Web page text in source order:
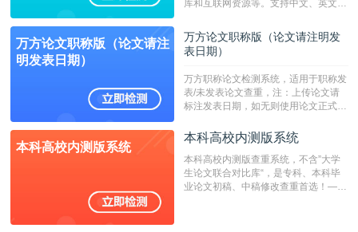
库和互联网资源等。支持中文、英文、
定院校！！！
万方论文职称版（论文请注
明发表日期）
万方论文职称版（论文请注明发
表日期）
万方职称论文检测系统，适用于职称发
表/未发表论文查重，注：上传论文请
标注发表日期，如无则使用论文正式发
成时间作为发表日期。
本科高校内测版系统
本科高校内测版系统
本科高校内测版查重系统，不含”大学
生论文联合对比库“，是专科、本科毕
业论文初稿、中稿修改查重首选！——